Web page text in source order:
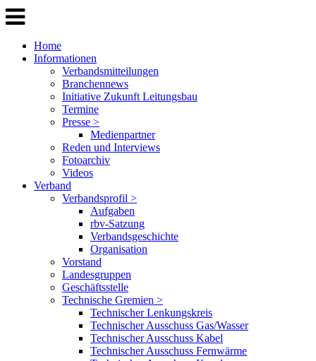
Home
Informationen
Verbandsmitteilungen
Branchennews
Initiative Zukunft Leitungsbau
Termine
Presse >
Medienpartner
Reden und Interviews
Fotoarchiv
Videos
Verband
Verbandsprofil >
Aufgaben
rbv-Satzung
Verbandsgeschichte
Organisation
Vorstand
Landesgruppen
Geschäftsstelle
Technische Gremien >
Technischer Lenkungskreis
Technischer Ausschuss Gas/Wasser
Technischer Ausschuss Kabel
Technischer Ausschuss Fernwärme